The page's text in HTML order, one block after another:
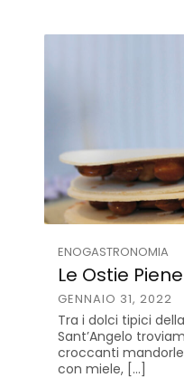
ENOGASTRONOMIA
Le Ostie Piene
GENNAIO 31, 2022
Tra i dolci tipici
Sant’Angelo
croccanti
con miele, […]